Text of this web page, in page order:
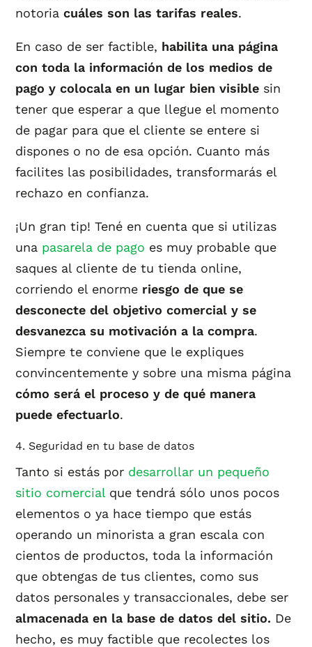
notoriacuáles son las tarifas reales.
En caso de ser factible, habilita una página
con toda la información de los medios de
pago y colocala en un lugar bien visible sin
tener que esperar a que llegue el momento
de pagar para que el cliente se entere si
dispones o no de esa opción. Cuanto más
facilites las posibilidades, transformarás el
rechazo en confianza.
¡Un gran tip! Tené en cuenta que si utilizas
una pasarela de pago es muy probable que
saques al cliente de tu tienda online,
corriendo el enorme riesgo de que se
desconecte del objetivo comercial y se
desvanezca su motivación a la compra.
Siempre te conviene que le expliques
convincentemente y sobre una misma página
cómo será el proceso y de qué manera
puede efectuarlo.
4. Seguridad en tu base de datos
Tanto si estás por desarrollar un pequeño
sitio comercial que tendrá sólo unos pocos
elementos o ya hace tiempo que estás
operando un minorista a gran escala con
cientos de productos, toda la información
que obtengas de tus clientes, como sus
datos personales y transaccionales, debe ser
almacenada en la base de datos del sitio. De
hecho, es muy factible que recolectes los